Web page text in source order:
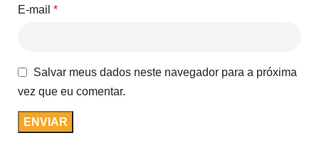
E-mail *
Salvar meus dados neste navegador para a próxima
vez que eu comentar.